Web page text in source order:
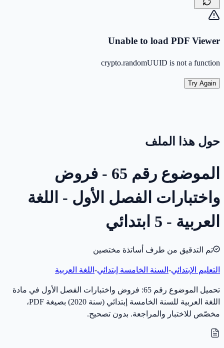
Unable to load PDF Viewer
crypto.randomUUID is not a function
Try Again
حول هذا الملف
الموضوع رقم 65 - فروض
واختبارات الفصل الأول - اللغة
العربية - 5 ابتدائي
تم التدقيق من طرف أساتذة مختصين
التعليم الإبتدائي- السنة الخامسة إبتدائي- اللغة العربية
تحميل الموضوع رقم 65: فروض واختبارات الفصل الأول في مادة
اللغة العربية للسنة الخامسة إبتدائي (سنة 2020) بصيغة PDF،
مخصّص للاختبار والمراجعة. بدون تصحيح.